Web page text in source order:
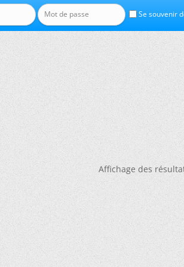
Se souvenir
Affichage des